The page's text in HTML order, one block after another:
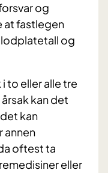
og
at fastlegen
og
to eller alle tre
kan det
kan
annen
oftest ta
eller